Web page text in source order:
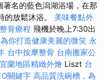
名的藍色潟湖浴場，在那
的放鬆沐浴。 美味餐點外
骨療程 飛機於晚上7:30出
你打造健康美麗的微笑 永
台中按摩整骨 台南搬家公
宜蘭地區精緻外燴 Liszt 台
關鍵字 高品質洗碗槽，為